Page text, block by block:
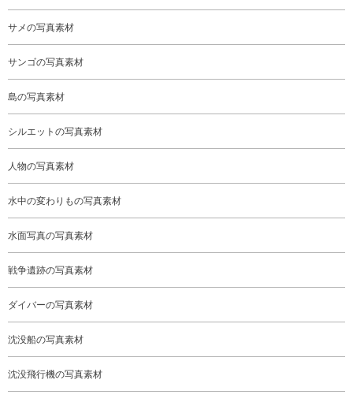
サメの写真素材
サンゴの写真素材
島の写真素材
シルエットの写真素材
人物の写真素材
水中の変わりもの写真素材
水面写真の写真素材
戦争遺跡の写真素材
ダイバーの写真素材
沈没船の写真素材
沈没飛行機の写真素材